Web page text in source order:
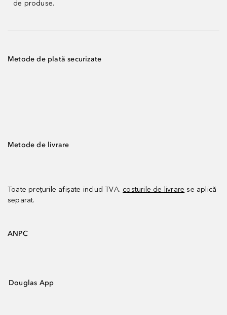
de produse.
Metode de plată securizate
Metode de livrare
Toate prețurile afișate includ TVA. costurile de livrare se aplică
separat.
ANPC
Douglas App